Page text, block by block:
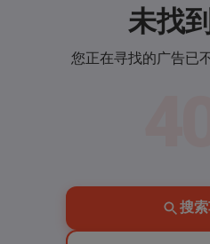
未找
您正在寻找的广告已
搜